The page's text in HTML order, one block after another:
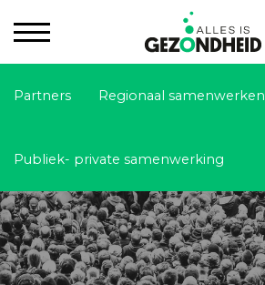
Partners Regionaal samenwerken
Publiek- private samenwerking